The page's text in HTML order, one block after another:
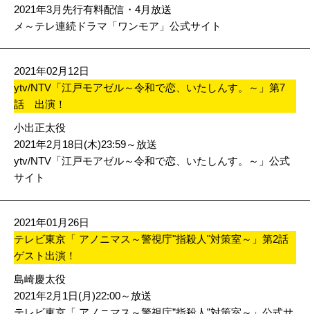
2021年3月先行有料配信・4月放送
メ～テレ連続ドラマ「ワンモア」公式サイト
2021年02月12日
ytv/NTV「江戸モアゼル～令和で恋、いたしんす。～」第7
話 出演！
小出正太役
2021年2月18日(木)23:59～放送
ytv/NTV「江戸モアゼル～令和で恋、いたしんす。～」公式
サイト
2021年01月26日
テレビ東京「 アノニマス～警視庁"指殺人"対策室～」第2話
ゲスト出演！
島崎慶太役
2021年2月1日(月)22:00～放送